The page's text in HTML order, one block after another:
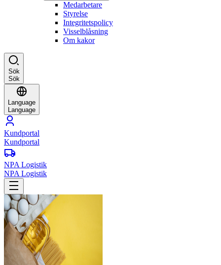
Medarbetare
Styrelse
Integritetspolicy
Visselblåsning
Om kakor
Sök
Sök
Language
Language
Kundportal
Kundportal
NPA Logistik
NPA Logistik